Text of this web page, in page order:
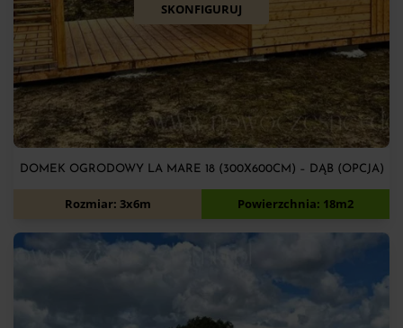
SKONFIGURUJ
DOMEK OGRODOWY LA MARE 18 (300X600CM) – DĄB (OPCJA)
11 700zł
Rozmiar: 3x6m Powierzchnia: 18m2